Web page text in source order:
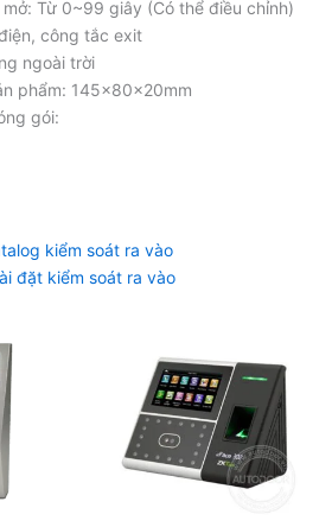
Từ 0~99 giây (Có thể điều chỉnh)
công tắc exit
ngoài trời
phẩm: 145x80x20mm
gói:
kiểm soát ra vào
đặt kiểm soát ra vào